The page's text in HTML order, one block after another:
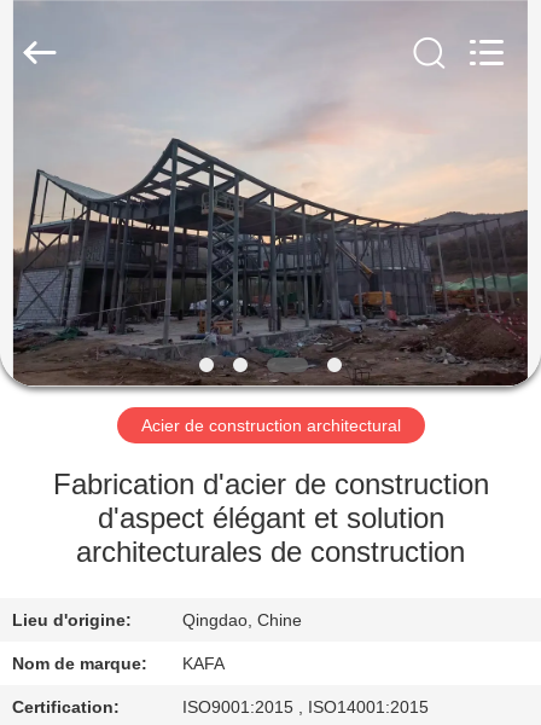
PRODUITS
VIDÉOS
SPECTACLE
DE
RÉALITÉ
VIRTUELLE
DE
NOUS
Fabrication
Acier de construction architectural
Fabrication d'acier de construction
d'aspect élégant et solution
architecturales de construction
Lieu d'origine: Qingdao, Chine
Nom de marque: KAFA
Certification: ISO9001:2015 , ISO14001:2015